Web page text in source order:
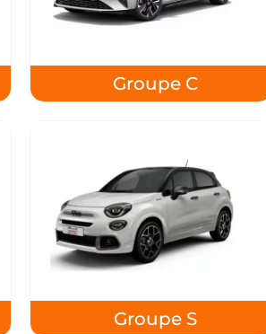
Groupe C
Groupe S